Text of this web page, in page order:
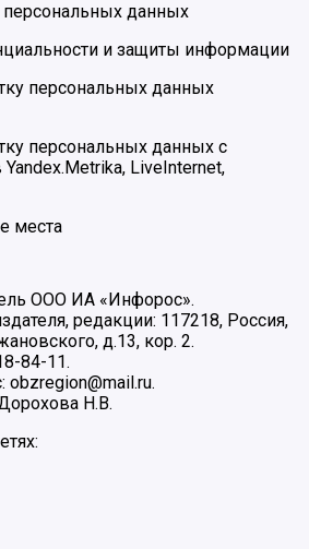
данных
и защиты информации
персональных данных
персональных данных с
LiveInternet,
места
ООО ИА «Инфорос».
редакции: 117218, Россия,
д.13, кор. 2.
84-11.
Н.В.